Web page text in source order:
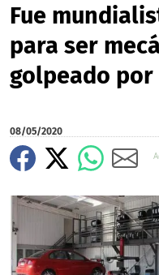
Fue
para ser
golpeado
08/05/2020